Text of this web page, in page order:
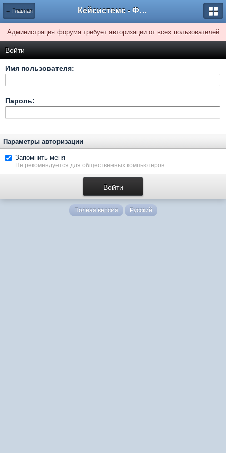
← Главная Кейсистемс - Форумы
Администрация форума требует авторизации от всех пользователей
Войти
Имя пользователя:
Пароль:
Параметры авторизации
Запомнить меня
Не рекомендуется для общественных компьютеров.
Полная версия Русский